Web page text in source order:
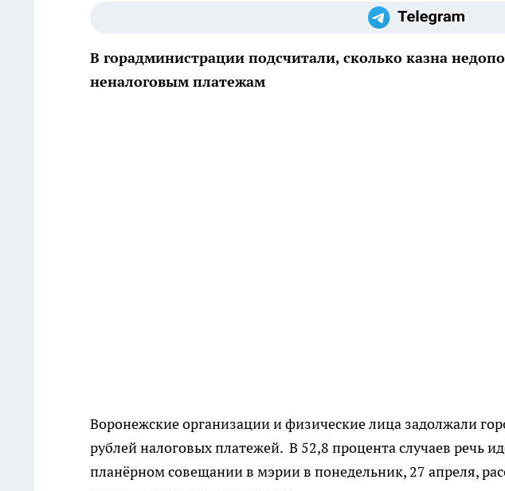
В горадминистрации подсчитали, сколько казна
неналоговым платежам
Воронежские организации и физические лица задолжали
рублей налоговых платежей. В 52,8 процента случаев речь
планёрном совещании в мэрии в понедельник, 27 апреля,